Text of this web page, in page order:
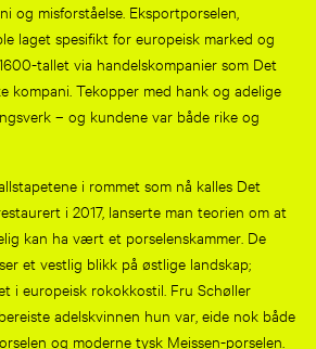
og misforståelse. Eksportporselen,
laget spesifikt for europeisk marked og
tallet via handelskompanier som Det
kompani. Tekopper med hank og adelige
– og kundene var både rike og
i rommet som nå kalles Det
i 2017, lanserte man teorien om at
kan ha vært et porselenskammer. De
et vestlig blikk på østlige landskap;
i europeisk rokokkostil. Fru Schøller
adelskvinnen hun var, eide nok både
og moderne tysk Meissen-porselen.